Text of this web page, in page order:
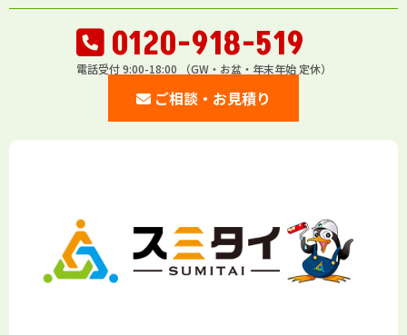
0120-918-519
電話受付 9:00-18:00 （GW・お盆・年末年始 定休）
ご相談・お見積り